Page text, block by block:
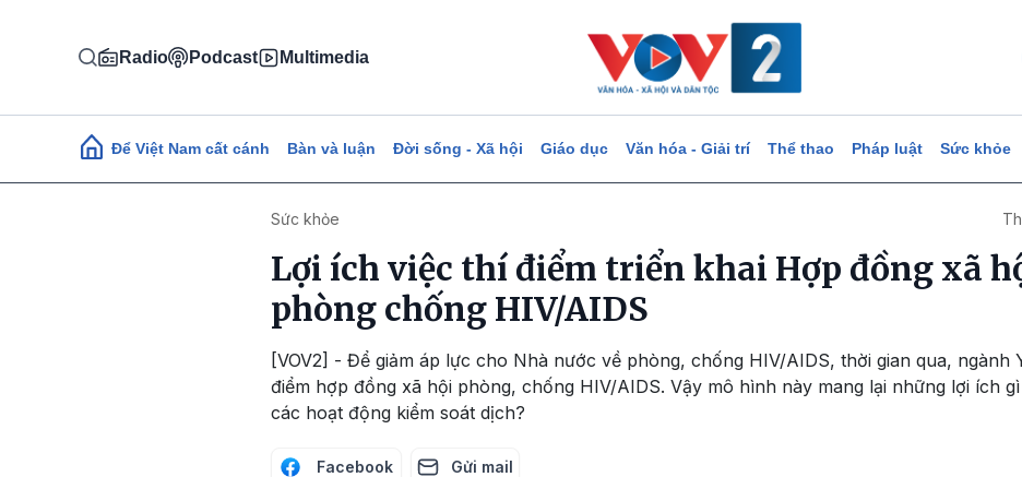
Radio Podcast Multimedia
Main navigation
Để Việt Nam cất cánh Bàn và luận Đời sống - Xã hội Giáo dục Văn hóa - Giải trí Thể thao Pháp luật Sức khỏe
Sức khỏe
Lợi ích việc thí điểm triển khai Hợp đồng xã
phòng chống HIV/AIDS
[VOV2] - Để giảm áp lực cho Nhà nước về phòng, chống HIV/AIDS, thời gian qua, ngành
điểm hợp đồng xã hội phòng, chống HIV/AIDS. Vậy mô hình này mang lại những lợi ích
các hoạt động kiểm soát dịch?
Facebook Gửi mail